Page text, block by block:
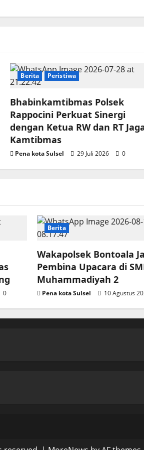
Berita Peristiwa
Bhabinkamtibmas Polsek
Rappocini Perkuat Sinergi
dengan Ketua RW dan RT
Kamtibmas
Pena kota Sulsel 29 Juli 2026 0
0
Berita
Wakapolsek Bontoala
Pembina Upacara di
Muhammadiyah 2
Pena kota Sulsel 10 Agustus